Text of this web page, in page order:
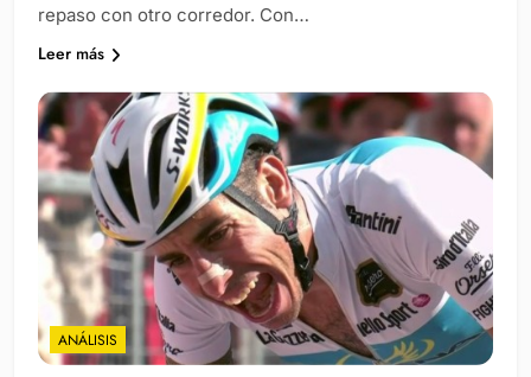
repaso con otro corredor. Con…
Leer más
ANÁLISIS